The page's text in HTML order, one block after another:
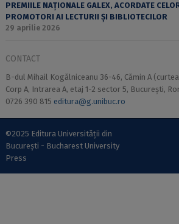
PREMIILE NAȚIONALE GALEX, ACORDATE
PROMOTORI AI LECTURII ȘI BIBLIOTECILOR
29 aprilie 2026
CONTACT
B-dul Mihail Kogălniceanu 36-46, Cămin A
Corp A, Intrarea A, etaj 1-2 sector 5, București,
0726 390 815 editura@g.unibuc.ro
©2025 Editura Universității din
București - Bucharest University
Press